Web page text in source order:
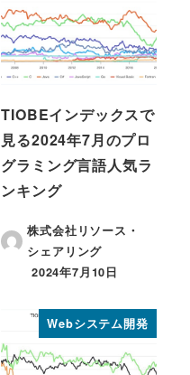
TIOBEインデックスで
見る2024年7月のプロ
グラミング言語人気ラ
ンキング
株式会社リソース・
シェアリング
投稿日
2024年7月10日
Webシステム開発